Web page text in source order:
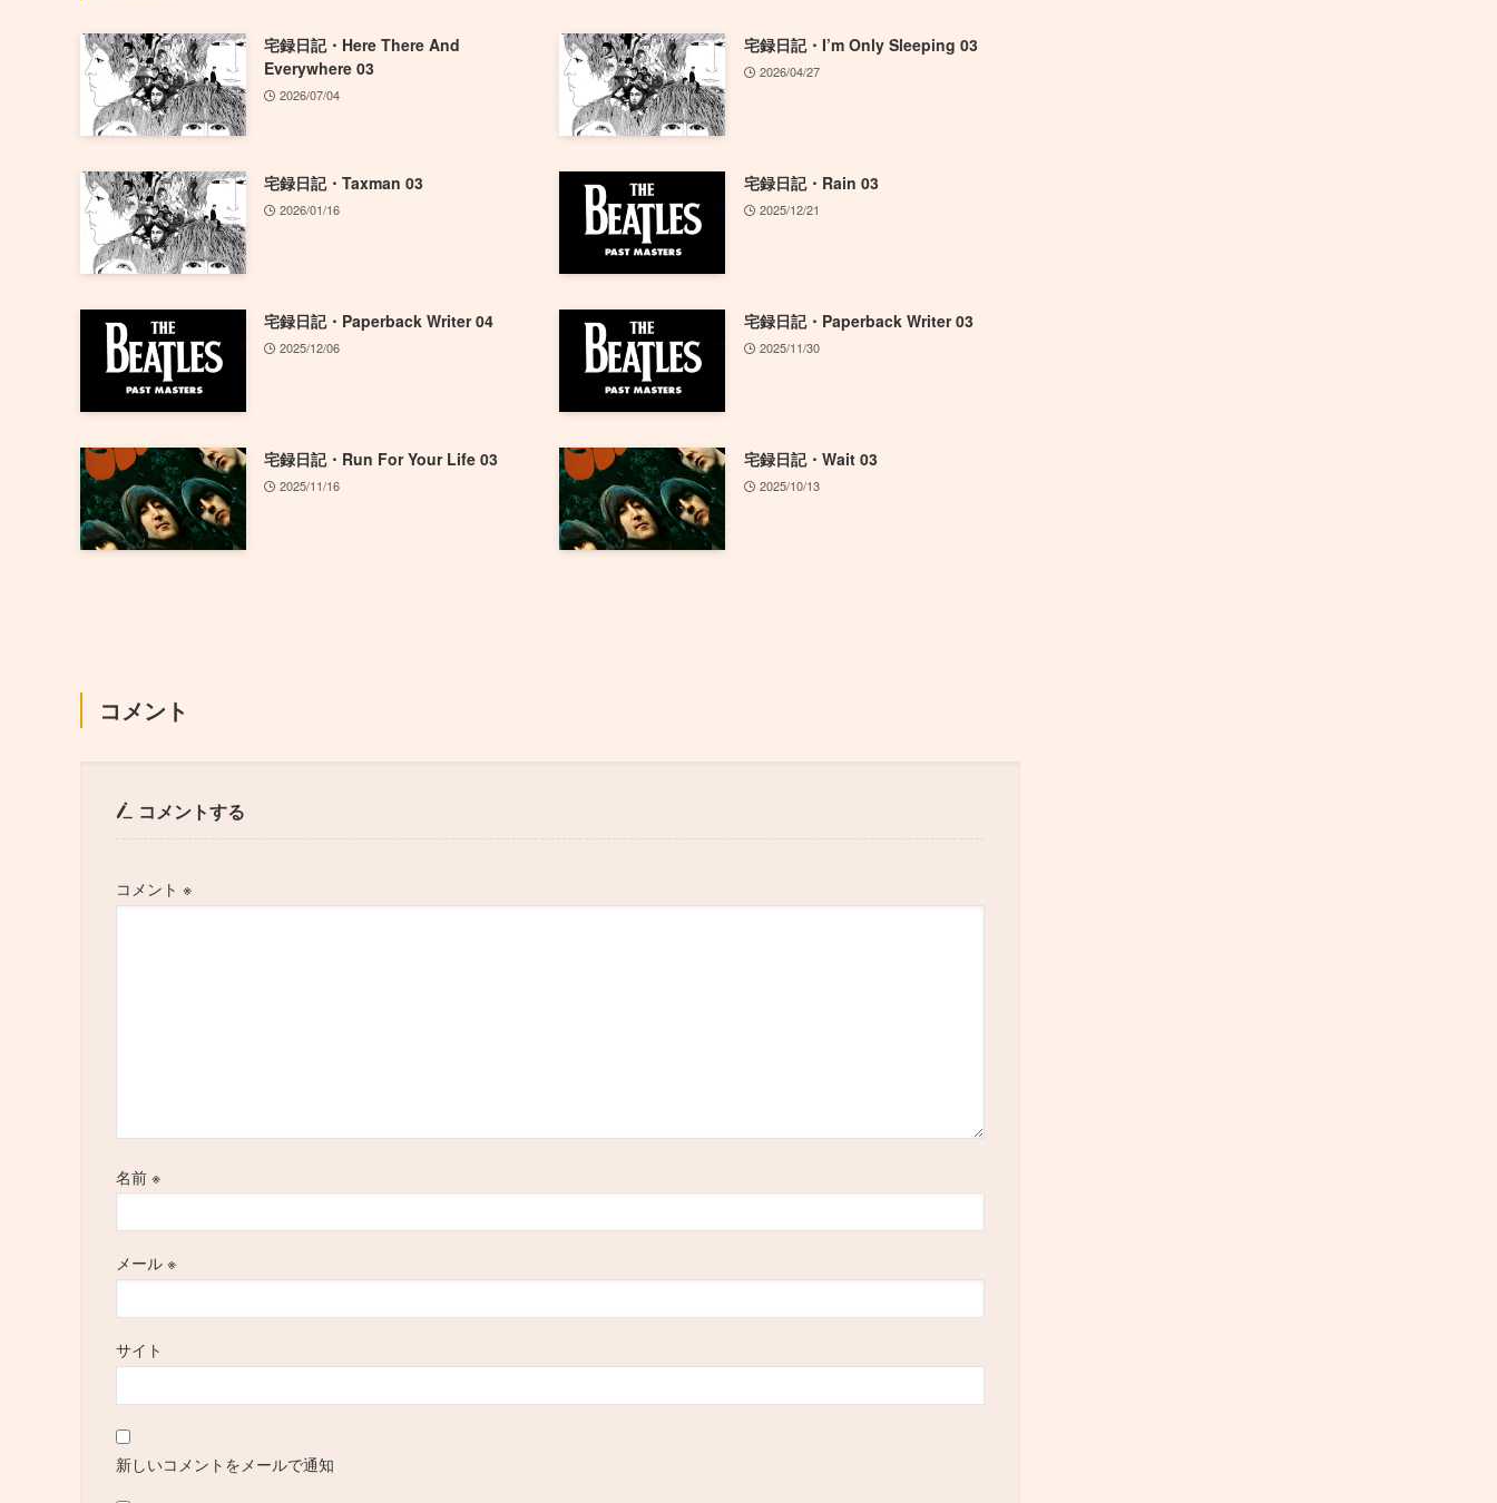
宅録日記・Here There And
Everywhere 03
2026/07/04
宅録日記・I’m Only Sleeping 03
2026/04/27
宅録日記・Taxman 03
2026/01/16
宅録日記・Rain 03
2025/12/21
宅録日記・Paperback Writer 04
2025/12/06
宅録日記・Paperback Writer 03
2025/11/30
宅録日記・Run For Your Life 03
2025/11/16
宅録日記・Wait 03
2025/10/13
コメント
コメントする
コメント ※
名前※
メール※
サイト
新しいコメントをメールで通知